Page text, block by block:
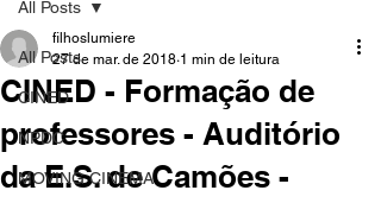
All Posts
CINED
NPDC
MOVING CINEMA
All Posts
CINED - Formação de
professores - Auditório
da E.S. de Camões -
filhoslumiere
27 de mar. de 2018 1 min de leitura